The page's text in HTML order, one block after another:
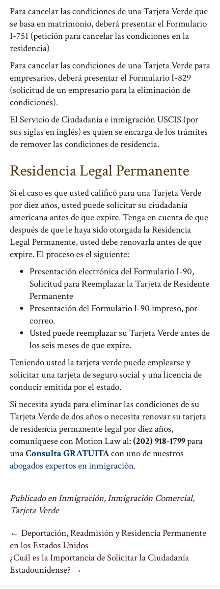
Para cancelar las condiciones de una Tarjeta Verde que
se basa en matrimonio, deberá presentar el Formulario
I-751 (petición para cancelar las condiciones en la
residencia)
Para cancelar las condiciones de una Tarjeta Verde para
empresarios, deberá presentar el Formulario I-829
(solicitud de un empresario para la eliminación de
condiciones).
El Servicio de Ciudadanía e inmigración USCIS (por
sus siglas en inglés) es quien se encarga de los trámites
de remover las condiciones de residencia.
Residencia Legal Permanente
Si el caso es que usted calificó para una Tarjeta Verde
por diez años, usted puede solicitar su ciudadanía
americana antes de que expire. Tenga en cuenta de que
después de que le haya sido otorgada la Residencia
Legal Permanente, usted debe renovarla antes de que
expire. El proceso es el siguiente:
Presentación electrónica del Formulario I-90,
Solicitud para Reemplazar la Tarjeta de Residente
Permanente
Presentación del Formulario I-90 impreso, por
correo.
Usted puede reemplazar su Tarjeta Verde antes de
los seis meses de que expire.
Teniendo usted la tarjeta verde puede emplearse y
solicitar una tarjeta de seguro social y una licencia de
conducir emitida por el estado.
Si necesita ayuda para eliminar las condiciones de su
Tarjeta Verde de dos años o necesita renovar su tarjeta
de residencia permanente legal por diez años,
comuníquese con Motion Law al:(202) 918-1799para
unaConsulta GRATUITAcon uno de nuestros
abogados expertos en inmigración.
Publicado en Inmigración, Inmigración Comercial,
Tarjeta Verde
← Deportación, Readmisión y Residencia Permanente
en los Estados Unidos
¿Cuál es la Importancia de Solicitar la Ciudadanía
Estadounidense? →